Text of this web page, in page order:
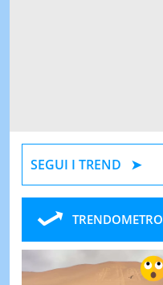
SEGUI I TREND
TRENDOMETRO